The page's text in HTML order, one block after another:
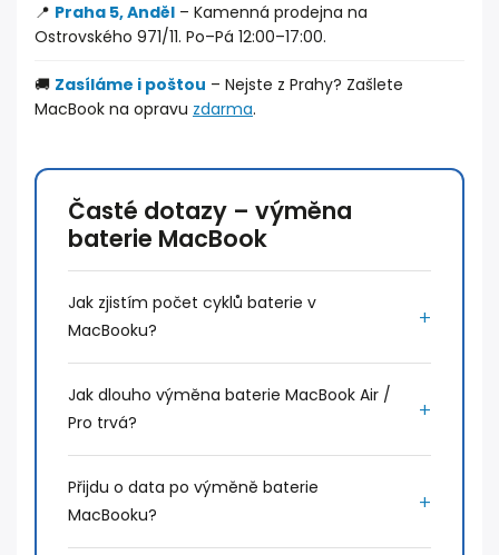
📍 Praha 5, Anděl – Kamenná prodejna na
Ostrovského 971/11. Po–Pá 12:00–17:00.
🚚 Zasíláme i poštou – Nejste z Prahy? Zašlete
MacBook na opravu zdarma.
Časté dotazy – výměna
baterie MacBook
Jak zjistím počet cyklů baterie v
MacBooku?
Jak dlouho výměna baterie MacBook Air /
Pro trvá?
Přijdu o data po výměně baterie
MacBooku?